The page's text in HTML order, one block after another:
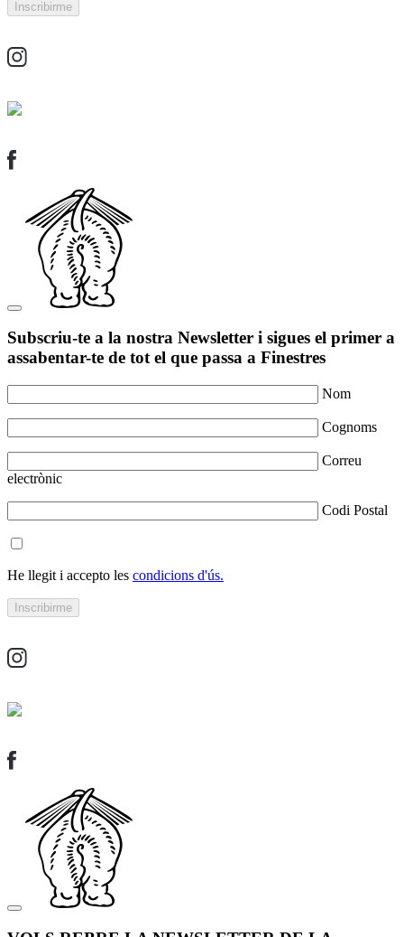
Subscriu-te a la nostra Newsletter i sigues el primer a
assabentar-te de tot el que passa a Finestres
Nom
Cognoms
Correu
electrònic
Codi Postal
He llegit i accepto les condicions d'ús.